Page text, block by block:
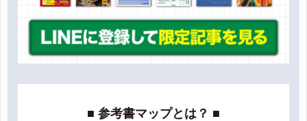
■ 参考書マップとは？ ■